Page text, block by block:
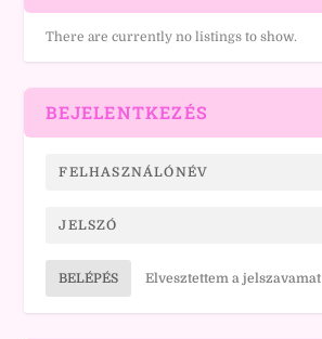
There are currently no listings to show.
BEJELENTKEZÉS
BELÉPÉS Elvesztettem a jelszavamat